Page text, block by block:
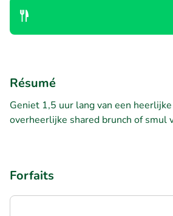
Résumé
Geniet 1,5 uur lang van een
overheerlijke shared brunch of smul
Forfaits